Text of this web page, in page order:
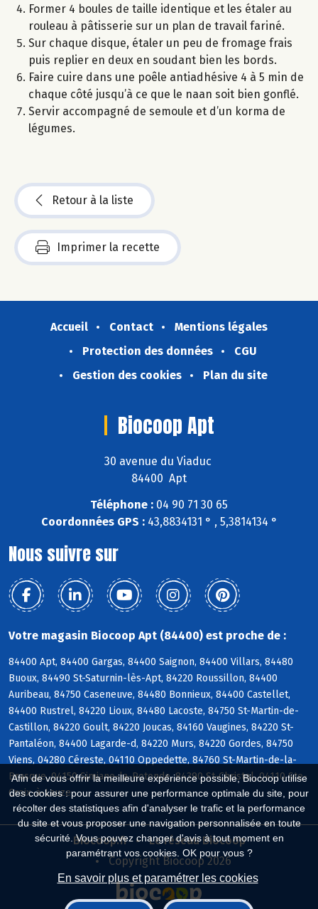
Afin de vous offrir la meilleure expérience possible, Biocoop utilise
des cookies : pour assurer une performance optimale du site, pour
récolter des statistiques afin d'analyser le trafic et la performance
du site et vous proposer une navigation personnalisée en toute
sécurité. Vous pouvez changer d'avis à tout moment en
paramétrant vos cookies. OK pour vous ?
En savoir plus et paramétrer les cookies
Former 4 boules de taille identique et les étaler au
rouleau à pâtisserie sur un plan de travail fariné.
Sur chaque disque, étaler un peu de fromage frais
puis replier en deux en soudant bien les bords.
Faire cuire dans une poêle antiadhésive 4 à 5 min de
chaque côté jusqu’à ce que le naan soit bien gonflé.
Servir accompagné de semoule et d’un korma de
légumes.
Retour à la liste
Imprimer la recette
Accueil Contact
Mentions légales
Protection des données
CGU
Gestion des cookies
Plan du site
Biocoop Apt
30 avenue du Viaduc
84400 Apt
Téléphone : 04 90 71 30 65
Coordonnées GPS :43,8834131 ° , 5,3814134 °
Nous suivre sur
Votre magasin Biocoop Apt (84400) est proche de :
84400 Apt, 84400 Gargas, 84400 Saignon, 84400 Villars, 84480
Buoux, 84490 St-Saturnin-lès-Apt, 84220 Roussillon, 84400
Auribeau, 84750 Caseneuve, 84480 Bonnieux, 84400 Castellet,
84400 Rustrel, 84220 Lioux, 84480 Lacoste, 84750 St-Martin-de-
Castillon, 84220 Goult, 84220 Joucas, 84160 Vaugines, 84220 St-
Pantaléon, 84400 Lagarde-d, 84220 Murs, 84220 Gordes, 84750
Viens, 04280 Céreste, 04110 Oppedette, 84760 St-Martin-de-la-
Brasque, 04150 Simiane-la-Rotonde, 84390 St-Christol, 04110 Ste-
Croix-à-Lauze
Biocoop.fr
Le réseau Biocoop
Copyright Biocoop 2026